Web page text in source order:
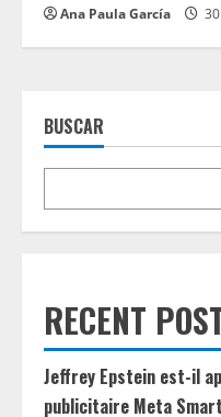
Ana Paula García
BUSCAR
RECENT
Jeffrey Epstein est-il
publicitaire Meta